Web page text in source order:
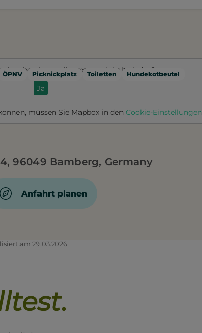
ÖPNV Picknickplatz Toiletten Hundekotbeutel
bereitgestellte externe Inhalte laden?
Ja
müssen Sie Mapbox in den Cookie-Einstellungen
96049 Bamberg, Germany
Anfahrt planen
am 29.03.2026